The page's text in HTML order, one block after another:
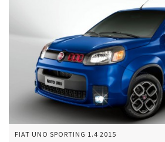
FIAT UNO SPORTING 1.4 2015